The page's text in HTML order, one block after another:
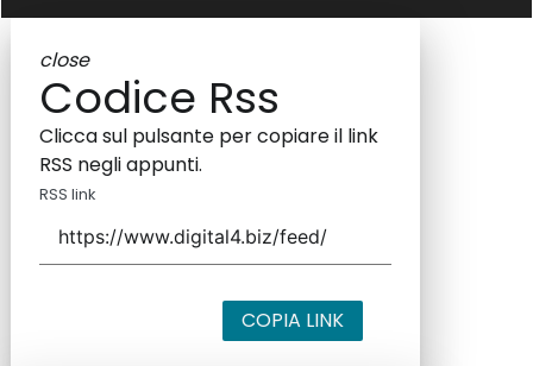
close
Codice Rss
Clicca sul pulsante per copiare il link
RSS negli appunti.
RSS link
COPIA LINK